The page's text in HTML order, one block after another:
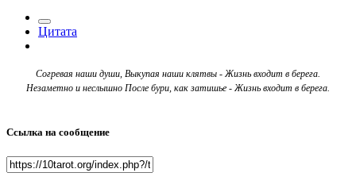
Цитата
Согревая наши души, Выкупая наши клятвы - Жизнь входит в берега.
Незаметно и неслышно После бури, как затишье - Жизнь входит в берега.
Ссылка на сообщение